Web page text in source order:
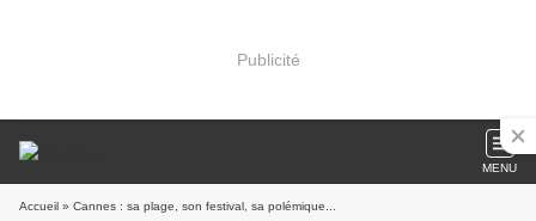
Publicité
MENU
Accueil » Cannes : sa plage, son festival, sa polémique...